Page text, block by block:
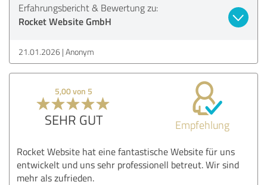
Erfahrungsbericht & Bewertung zu:
Rocket Website GmbH
21.01.2026 Anonym
5,00 von 5
SEHR GUT Empfehlung
Rocket Website hat eine fantastische Website für uns
entwickelt und uns sehr professionell betreut. Wir sind
mehr als zufrieden.